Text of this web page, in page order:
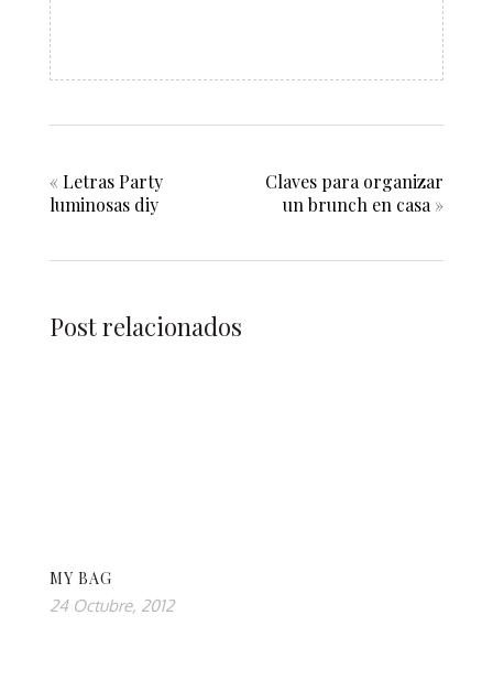
« Letras Party
luminosas diy
Claves para organizar
un brunch en casa »
Post relacionados
MY BAG
24 Octubre, 2012